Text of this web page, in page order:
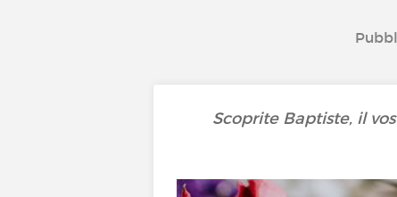
Scoprite Baptiste, il